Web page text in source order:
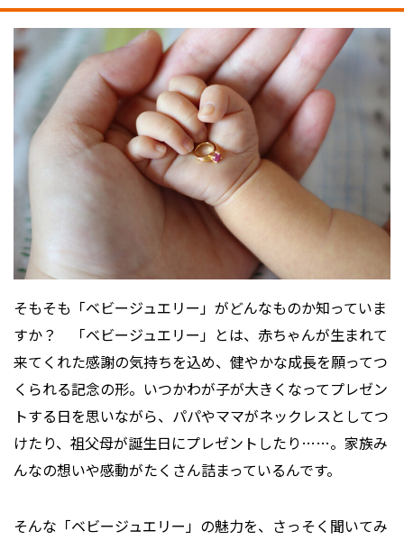
そもそも「ベビージュエリー」がどんなものか知っていま
すか？ 「ベビージュエリー」とは、赤ちゃんが生まれて
来てくれた感謝の気持ちを込め、健やかな成長を願ってつ
くられる記念の形。いつかわが子が大きくなってプレゼン
トする日を思いながら、パパやママがネックレスとしてつ
けたり、祖父母が誕生日にプレゼントしたり……。家族み
んなの想いや感動がたくさん詰まっているんです。
そんな「ベビージュエリー」の魅力を、さっそく聞いてみ